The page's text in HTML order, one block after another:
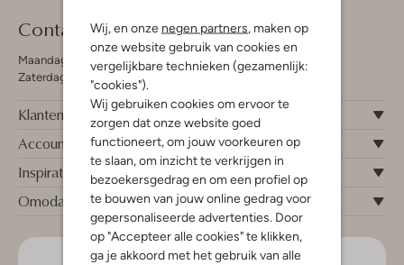
Wij, en onze negen partners, maken op
onze website gebruik van cookies en
vergelijkbare technieken (gezamenlijk:
"cookies").
Wij gebruiken cookies om ervoor te
zorgen dat onze website goed
functioneert, om jouw voorkeuren op
te slaan, om inzicht te verkrijgen in
bezoekersgedrag en om een profiel op
te bouwen van jouw online gedrag voor
gepersonaliseerde advertenties. Door
op "Accepteer alle cookies" te klikken,
ga je akkoord met het gebruik van alle
Contact
Maandag - Vrijdag 09:00 - 19:00 uur
Zaterdag 09:00 - 17:00 uur
Klantenservice
Account
Inspiratie
Omoda